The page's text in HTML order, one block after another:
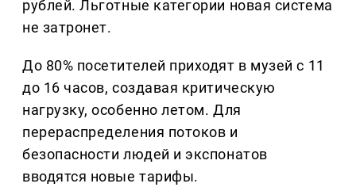
рублей. Льготные категории новая система
не затронет.
До 80% посетителей приходят в музей с 11
до 16 часов, создавая критическую
нагрузку, особенно летом. Для
перераспределения потоков и
безопасности людей и экспонатов
вводятся новые тарифы.